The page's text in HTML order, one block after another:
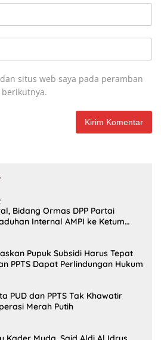
situs web saya pada peramban
Bidang Ormas DPP Partai
Internal AMPI ke Ketum
Pupuk Subsidi Harus Tepat
PPTS Dapat Perlindungan Hukum
PUD dan PPTS Tak Khawatir
Merah Putih